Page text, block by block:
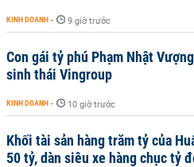
KINH DOANH - 9 giờ trước
Con gái tỷ phú Phạm Nhật
sinh thái Vingroup
KINH DOANH - 10 giờ trước
Khối tài sản hàng trăm tỷ của
50 tỷ, dàn siêu xe hàng chục tỷ